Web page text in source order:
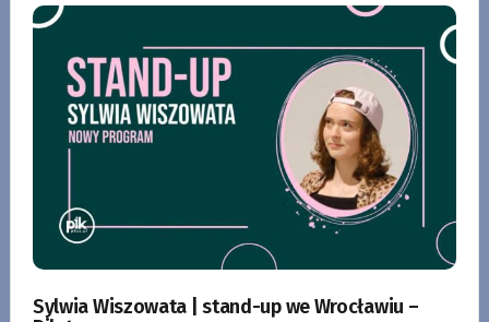
Sylwia Wiszowata | stand-up we Wrocławiu –